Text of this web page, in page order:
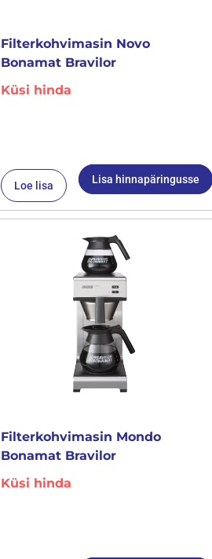
Filterkohvimasin Novo
Bonamat Bravilor
Küsi hinda
Loe lisa Lisa hinnapäringusse
Filterkohvimasin Mondo
Bonamat Bravilor
Küsi hinda